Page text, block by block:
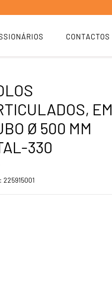
CONTACTOS
EM
Ø 500 MM
330
225915001